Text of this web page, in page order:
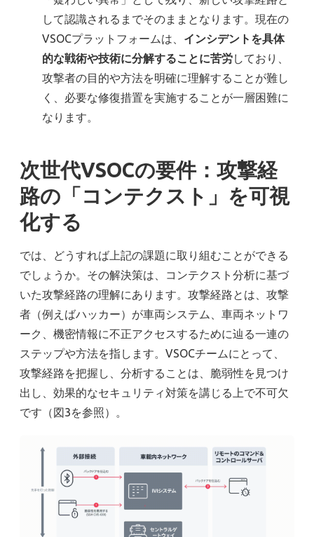
して認識されるまでそのままとなります。現在の
VSOCプラットフォームは、 インシデントを具体
的な戦術や技術に分解することに苦労しており、
攻撃者の目的や方法を明確に理解することが難し
く、必要な修復措置を実施することが一層困難に
なります。
次世代VSOCの要件：攻撃経
路の「コンテクスト」を可視
化する
では、どうすれば上記の課題に取り組むことができる
でしょうか。その解決策は、コンテクスト分析に基づ
いた攻撃経路の理解にあります。攻撃経路とは、攻撃
者（例えばハッカー）が車両システム、車両ネットワ
ーク、機密情報に不正アクセスするために辿る一連の
ステップや方法を指します。VSOCチームにとって、
攻撃経路を把握し、分析することは、脆弱性を見つけ
出し、効果的なセキュリティ対策を講じる上で不可欠
です（図3を参照）。